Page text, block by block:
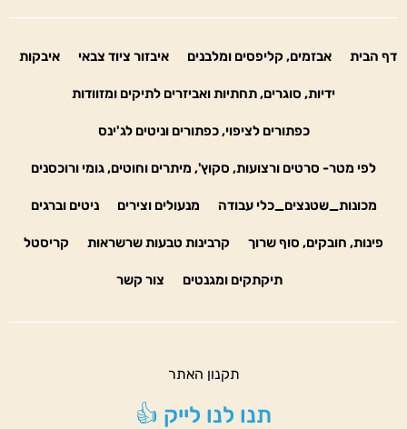
דף הבית אבזמים, קליפסים ומלבנים איבזור ציוד צבאי איבקות
ידיות, סוגרים, תחתיות ואביזרים לתיקים ומזוודות
כפתורים לציפוי, כפתורים וניטים לג'ינס
לפי מטר- סרטים ורצועות, סקוץ', מיתרים וחוטים, גומי ורוכסנים
מכונות_שטנצים_כלי עבודה מנעולים וצירים ניטים וברגים
פינות, חובקים, סוף שרוך קרבינות טבעות שרשראות קריסטל
תיקתקים ומגנטים צור קשר
תקנון האתר
תנו לנו לייק 👍